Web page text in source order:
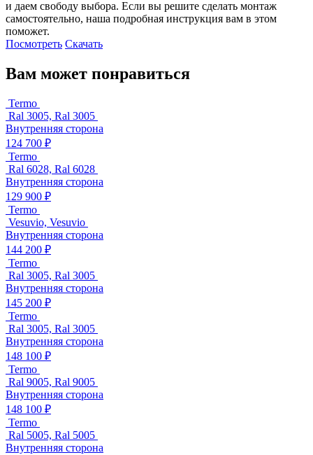
и даем свободу выбора. Если вы решите сделать монтаж
самостоятельно, наша подробная инструкция вам в этом
поможет.
Посмотреть Скачать
Вам может понравиться
Termo
Ral 3005, Ral 3005
Внутренняя сторона
124 700 ₽
Termo
Ral 6028, Ral 6028
Внутренняя сторона
129 900 ₽
Termo
Vesuvio, Vesuvio
Внутренняя сторона
144 200 ₽
Termo
Ral 3005, Ral 3005
Внутренняя сторона
145 200 ₽
Termo
Ral 3005, Ral 3005
Внутренняя сторона
148 100 ₽
Termo
Ral 9005, Ral 9005
Внутренняя сторона
148 100 ₽
Termo
Ral 5005, Ral 5005
Внутренняя сторона